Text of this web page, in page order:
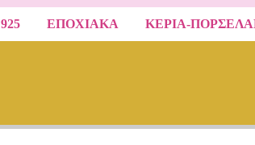
ΕΠΟΧΙΑΚΑ ΚΕΡΙΑ-